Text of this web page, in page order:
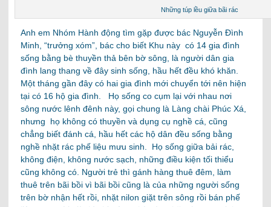
Những túp lều giữa bãi rác
Anh em Nhóm Hành động tìm gặp được bác Nguyễn Đình
Minh, “trưởng xóm”, bác cho biết Khu này có 14 gia đình
sống bằng bè thuyền thả bên bờ sông, là người dân gia
đình lang thang về đây sinh sống, hầu hết đều khó khăn.
Một tháng gần đây có hai gia đình mới chuyển tới nên hiện
tại có 16 hộ gia đình. Họ sống co cụm lại với nhau nơi
sông nước lênh đênh này, gọi chung là Làng chài Phúc Xá,
nhưng họ không có thuyền và dụng cụ nghề cá, cũng
chẳng biết đánh cá, hầu hết các hộ dân đều sống bằng
nghề nhặt rác phế liệu mưu sinh. Họ sống giữa bải rác,
không điện, không nước sạch, những điều kiện tối thiểu
cũng không có. Người trẻ thì gánh hàng thuê đêm, làm
thuê trên bãi bồi vì bãi bồi cũng là của những người sống
trên bờ nhận hết rồi, nhặt nilon giặt trên sông rồi bán phế